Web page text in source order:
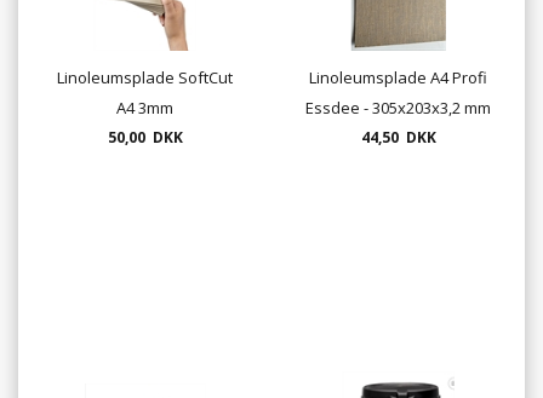
Linoleumsplade SoftCut
A4 3mm
50,00 DKK
Linoleumsplade A4 Profi
Essdee - 305x203x3,2 mm
44,50 DKK